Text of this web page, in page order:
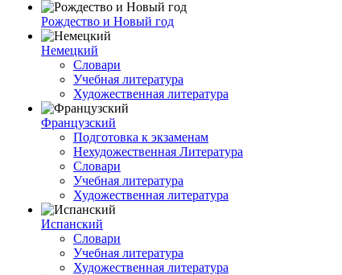
Рождество и Новый год
Немецкий
Словари
Учебная литература
Художественная литература
Французский
Подготовка к экзаменам
Нехудожественная Литература
Словари
Учебная литература
Художественная литература
Испанский
Словари
Учебная литература
Художественная литература